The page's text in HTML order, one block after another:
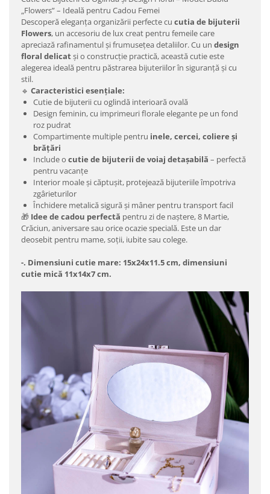
„Flowers” – Ideală pentru Cadou Femei
Descoperă eleganța organizării perfecte cu cutia de bijuterii
Flowers, un accesoriu de lux creat pentru femeile care
apreciază rafinamentul și frumusețea detaliilor. Cu un design
floral delicatși o construcție practică, această cutie este
alegerea ideală pentru păstrarea bijuteriilor în siguranță și cu
stil.
🔹 Caracteristici esențiale:
Cutie de bijuterii cu oglindă interioară ovală
Design feminin, cu imprimeuri florale elegante pe un fond
roz pudrat
Compartimente multiple pentru inele, cercei, coliere și
brățări
Include o cutie de bijuterii de voiaj detașabilă – perfectă
pentru vacanțe
Interior moale și căptușit, protejează bijuteriile împotriva
zgârieturilor
Închidere metalică sigură și mâner pentru transport facil
🎁 Idee de cadou perfectă pentru zi de naștere, 8 Martie,
Crăciun, aniversare sau orice ocazie specială. Este un dar
deosebit pentru mame, soții, iubite sau colege.
-. Dimensiuni cutie mare: 15x24x11.5 cm, dimensiuni
cutie mică 11x14x7 cm.